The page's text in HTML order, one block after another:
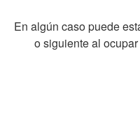
En algún caso puede
o siguiente al